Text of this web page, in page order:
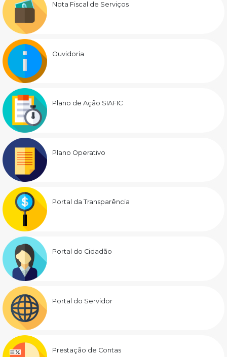
Nota Fiscal de Serviços
Ouvidoria
Plano de Ação SIAFIC
Plano Operativo
Portal da Transparência
Portal do Cidadão
Portal do Servidor
Prestação de Contas